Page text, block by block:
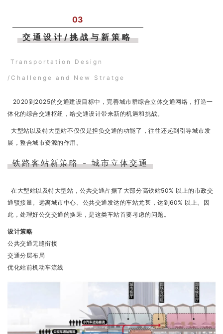
03
交通设计/挑战与新策略
Transportation Design
/Challenge and New Stratge
2020到2025的交通建设目标中，完善城市群综合立体交通网络，打造一
体化的综合交通枢纽，给交通设计带来新的机遇和挑战。
大型站以及特大型站不仅仅是担负交通的功能了，往往还起到引导城市发
展，整合城市资源的作用。
铁路客站新策略 - 城市立体交通
在大型站以及特大型站，公共交通占据了大部分高铁站50% 以上的市政交
通驳接量。远离城市中心、公共交通发达的车站尤甚，达到60% 以上。因
此，处理好公交交通的换乘，是这类车站首要考虑的问题。
设计策略
公共交通无缝衔接
交通分层布局
优化站前机动车流线